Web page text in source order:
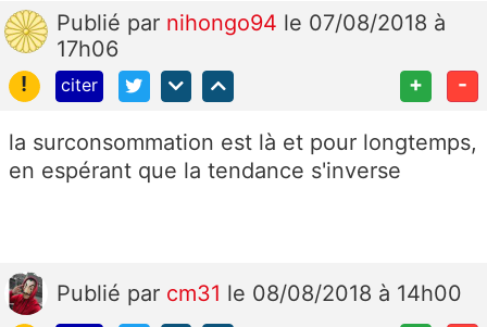
Publié par nihongo94 le 07/08/2018 à
17h06
!
citer + -
la surconsommation est là et pour longtemps,
en espérant que la tendance s'inverse
Publié par cm31 le 08/08/2018 à 14h00